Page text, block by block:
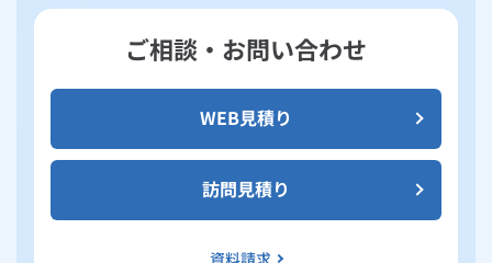
ご相談・お問い合わせ
WEB見積り
訪問見積り
資料請求